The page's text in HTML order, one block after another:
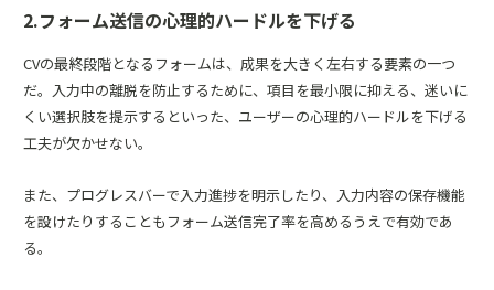
2.フォーム送信の心理的ハードルを下げる
CVの最終段階となるフォームは、成果を大きく左右する要素の一つ
だ。入力中の離脱を防止するために、項目を最小限に抑える、迷いに
くい選択肢を提示するといった、ユーザーの心理的ハードルを下げる
工夫が欠かせない。
また、プログレスバーで入力進捗を明示したり、入力内容の保存機能
を設けたりすることもフォーム送信完了率を高めるうえで有効であ
る。